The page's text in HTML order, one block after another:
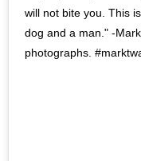
will not bite you. This
dog and a man." -
photographs.